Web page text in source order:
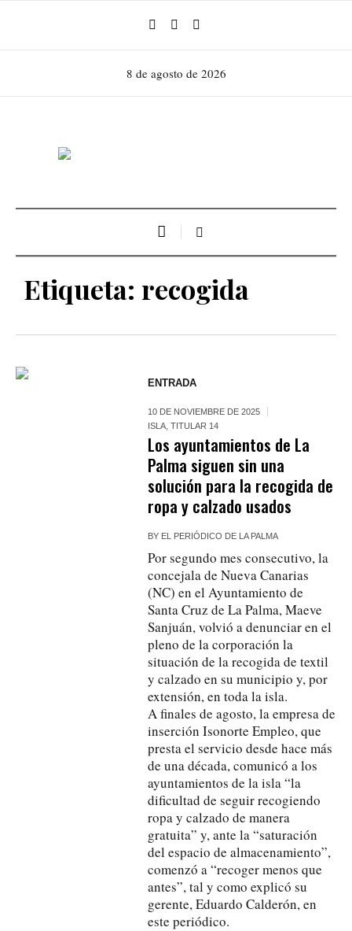
8 de agosto de 2026
Etiqueta: recogida
ENTRADA
10 DE NOVIEMBRE DE 2025
ISLA ,TITULAR 14
Los ayuntamientos de La
Palma siguen sin una
solución para la recogida de
ropa y calzado usados
BY EL PERIÓDICO DE LA PALMA
Por segundo mes consecutivo, la
concejala de Nueva Canarias
(NC) en el Ayuntamiento de
Santa Cruz de La Palma, Maeve
Sanjuán, volvió a denunciar en el
pleno de la corporación la
situación de la recogida de textil
y calzado en su municipio y, por
extensión, en toda la isla.
A finales de agosto, la empresa de
inserción Isonorte Empleo, que
presta el servicio desde hace más
de una década, comunicó a los
ayuntamientos de la isla “la
dificultad de seguir recogiendo
ropa y calzado de manera
gratuita” y, ante la “saturación
del espacio de almacenamiento”,
comenzó a “recoger menos que
antes”, tal y como explicó su
gerente, Eduardo Calderón, en
este periódico.